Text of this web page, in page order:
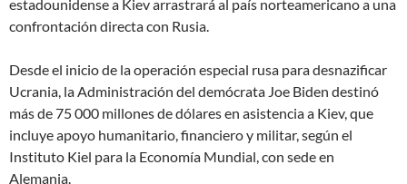
estadounidense a Kiev arrastrará al país norteamericano a una
confrontación directa con Rusia.
Desde el inicio de la operación especial rusa para desnazificar
Ucrania, la Administración del demócrata Joe Biden destinó
más de 75 000 millones de dólares en asistencia a Kiev, que
incluye apoyo humanitario, financiero y militar, según el
Instituto Kiel para la Economía Mundial, con sede en
Alemania.